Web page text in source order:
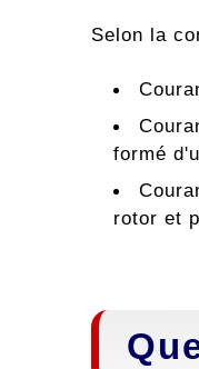
Selon la
formé
rotor et